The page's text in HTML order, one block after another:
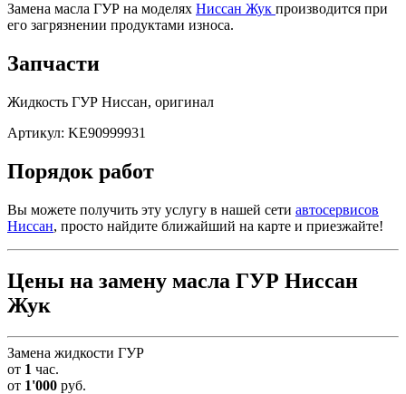
Замена масла ГУР на моделях Ниссан Жук производится при
его загрязнении продуктами износа.
Запчасти
Жидкость ГУР Ниссан, оригинал
Артикул: KE90999931
Порядок работ
Вы можете получить эту услугу в нашей сети автосервисов
Ниссан, просто найдите ближайший на карте и приезжайте!
Цены на замену масла ГУР Ниссан
Жук
Замена жидкости ГУР
от 1 час.
от 1'000 руб.